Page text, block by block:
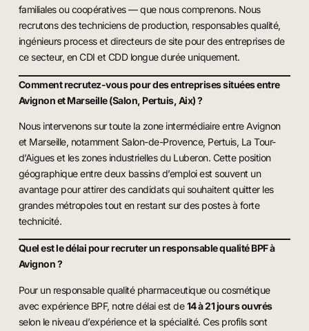
familiales ou coopératives — que nous comprenons. Nous
recrutons des techniciens de production, responsables qualité,
ingénieurs process et directeurs de site pour des entreprises de
ce secteur, en CDI et CDD longue durée uniquement.
Comment recrutez-vous pour des entreprises situées entre
Avignon et Marseille (Salon, Pertuis, Aix) ?
Nous intervenons sur toute la zone intermédiaire entre Avignon
et Marseille, notamment Salon-de-Provence, Pertuis, La Tour-
d’Aigues et les zones industrielles du Luberon. Cette position
géographique entre deux bassins d’emploi est souvent un
avantage pour attirer des candidats qui souhaitent quitter les
grandes métropoles tout en restant sur des postes à forte
technicité.
Quel est le délai pour recruter un responsable qualité BPF à
Avignon ?
Pour un responsable qualité pharmaceutique ou cosmétique
avec expérience BPF, notre délai est de14 à 21 jours ouvrés
selon le niveau d’expérience et la spécialité. Ces profils sont